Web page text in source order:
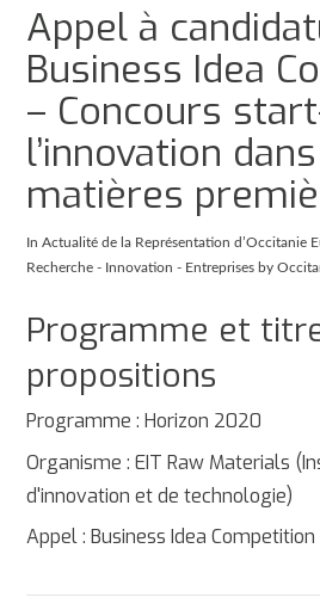
Appel à
Business Idea
– Concours
l’innovation
matières
InActualité de la Représentation d’Occitanie
Recherche - Innovation - Entreprises by
Programme et
propositions
Programme : Horizon 2020
Organisme : EIT Raw Materials
d'innovation et de technologie)
Appel : Business Idea Competition